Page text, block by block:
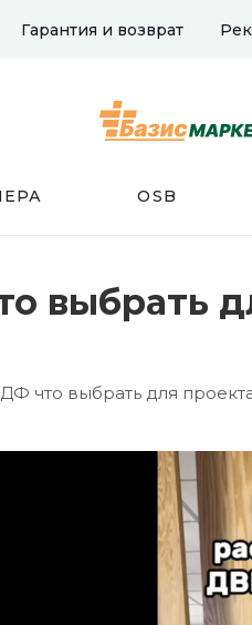
Гарантия и возврат
OSB
что выбрать для